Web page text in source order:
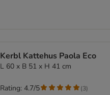
Kerbl Kattehus Paola Eco
L 60 x B 51 x H 41 cm
Rating: 4.7/5 (3)